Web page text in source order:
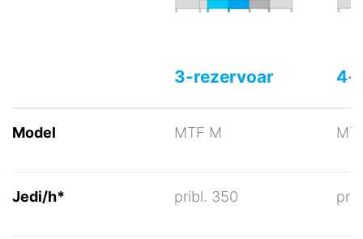
3-rezervoar 4-
Model MTF M
Jedi/h* pribl. 350